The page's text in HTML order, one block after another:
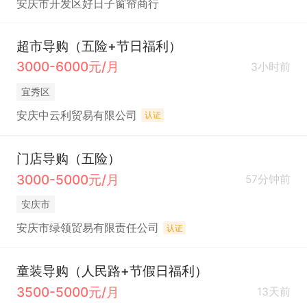
安庆市开发区好日子窗帘商行
超市导购（五险+节日福利）
3000-6000元/月
3小时前
宜秀区
安庆中云利贸易有限公司 认证
门店导购（五险）
3000-5000元/月
57分钟前
安庆市
安庆市绿领贸易有限责任公司 认证
童装导购（人民路+节假日福利）
3500-5000元/月
13天前